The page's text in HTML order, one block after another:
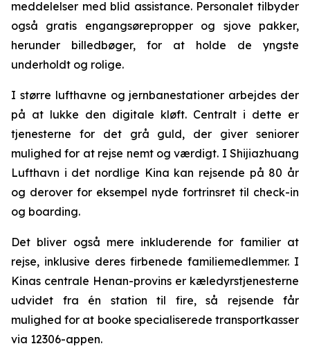
meddelelser med blid assistance. Personalet tilbyder
også gratis engangsørepropper og sjove pakker,
herunder billedbøger, for at holde de yngste
underholdt og rolige.
I større lufthavne og jernbanestationer arbejdes der
på at lukke den digitale kløft. Centralt i dette er
tjenesterne for det grå guld, der giver seniorer
mulighed for at rejse nemt og værdigt. I Shijiazhuang
Lufthavn i det nordlige Kina kan rejsende på 80 år
og derover for eksempel nyde fortrinsret til check-in
og boarding.
Det bliver også mere inkluderende for familier at
rejse, inklusive deres firbenede familiemedlemmer. I
Kinas centrale Henan-provins er kæledyrstjenesterne
udvidet fra én station til fire, så rejsende får
mulighed for at booke specialiserede transportkasser
via 12306-appen.